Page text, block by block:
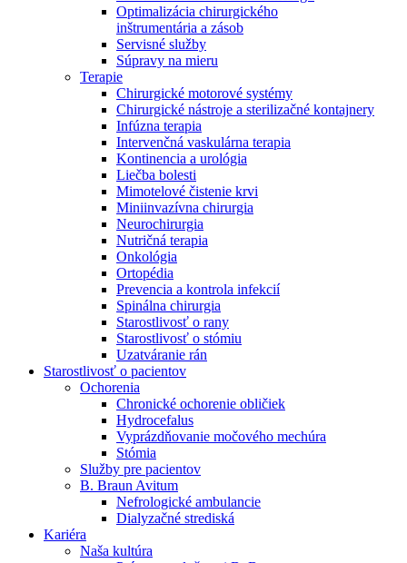
Objavte naše produkty. ​Navštívte produktový katalóg B.
Braun​ s našim kompletným produktovým portfóliom.​
Nefrologické ambulancie
V nefrologických ambulanciách prevádzkujeme poradenstvo
a prípravu pacientov k jednotlivým metódam náhrady funkcie
obličiek. Zvoľte si mesto, ktoré potrebujete a navštívte nás.
Zostaňte v dialógu s B. Braun. Kontaktujte nás.
Optimalizácia chirurgického
inštrumentária a zásob
Servisné služby
Súpravy na mieru
Terapie
Chirurgické motorové systémy
Chirurgické nástroje a sterilizačné kontajnery
Infúzna terapia
Intervenčná vaskulárna terapia
Kontinencia a urológia
Liečba bolesti
Mimotelové čistenie krvi
Miniinvazívna chirurgia
Neurochirurgia
Nutričná terapia
Onkológia
Ortopédia
Prevencia a kontrola infekcií
Spinálna chirurgia
Starostlivosť o rany
Starostlivosť o stómiu
Uzatváranie rán
Starostlivosť o pacientov
Ochorenia
Chronické ochorenie obličiek
Hydrocefalus
Vyprázdňovanie močového mechúra
Stómia
Služby pre pacientov
B. Braun Avitum
Nefrologické ambulancie
Dialyzačné strediská
Kariéra
Naša kultúra